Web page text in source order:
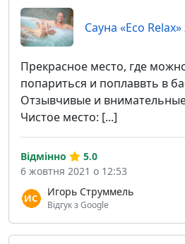
Сауна «Eco
Прекрасное место, где
попариться и поплаввть в
Отзывчивые и
Чистое место: [...]
Игорь Струммель
Відгук з Google
Відмінно
5.0
6 жовтня 2021 о 12:53